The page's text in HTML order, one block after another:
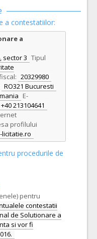
a contestatiilor:
a
sector 3 Tipul
20329980
RO321 Bucuresti
E-
+40 213104641
profilului
procedurile de
pentru
contestatii
de Solutionare a
si vor fi